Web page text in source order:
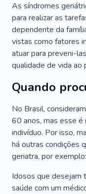
As síndromes
para realizar as
dependente da
vistas como fatores
atuar para preveni-
qualidade de vida ao
Quando
No Brasil,
60 anos, mas esse é
indivíduo. Por isso,
há outras condições
geriatra, por exemplo:
Idosos que desejam
saúde com um